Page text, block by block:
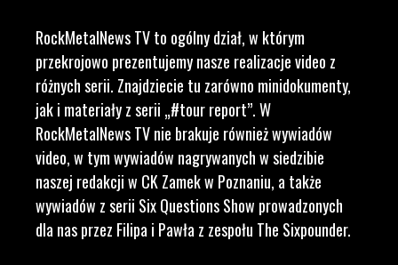
RockMetalNews TV to ogólny dział, w którym
przekrojowo prezentujemy nasze realizacje video z
różnych serii. Znajdziecie tu zarówno minidokumenty,
jak i materiały z serii „#tour report”. W
RockMetalNews TV nie brakuje również wywiadów
video, w tym wywiadów nagrywanych w siedzibie
naszej redakcji w CK Zamek w Poznaniu, a także
wywiadów z serii Six Questions Show prowadzonych
dla nas przez Filipa i Pawła z zespołu The Sixpounder.